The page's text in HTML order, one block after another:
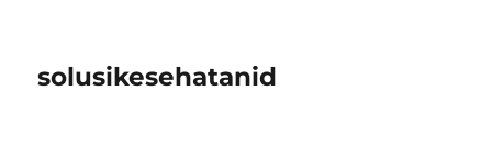
solusikesehatanid